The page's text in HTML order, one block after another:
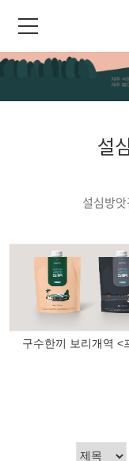
설
설심방
구수한끼 보리개역 <